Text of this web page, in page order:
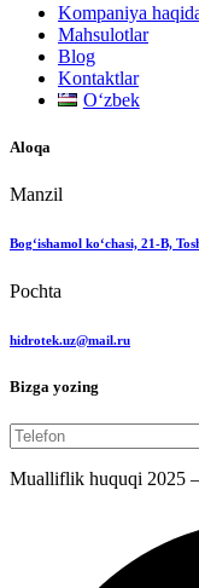
Kompaniya
Mahsulotlar
Blog
Kontaktlar
Oʻzbek
Aloqa
Manzil
Bog‘ishamol ko‘chasi, 21-B,
Pochta
hidrotek.uz@mail.ru
Bizga yozing
Mualliflik huquqi 2025